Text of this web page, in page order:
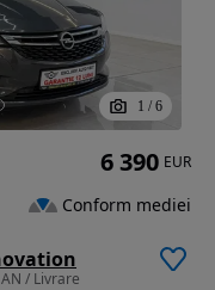
1 / 6
/ Livrare
6 390 EUR
Conform mediei